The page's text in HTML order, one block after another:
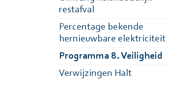
restafval
Percentage bekende
hernieuwbare elektriciteit
Programma 8. Veiligheid
Verwijzingen Halt